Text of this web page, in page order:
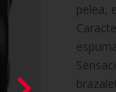
pelea,